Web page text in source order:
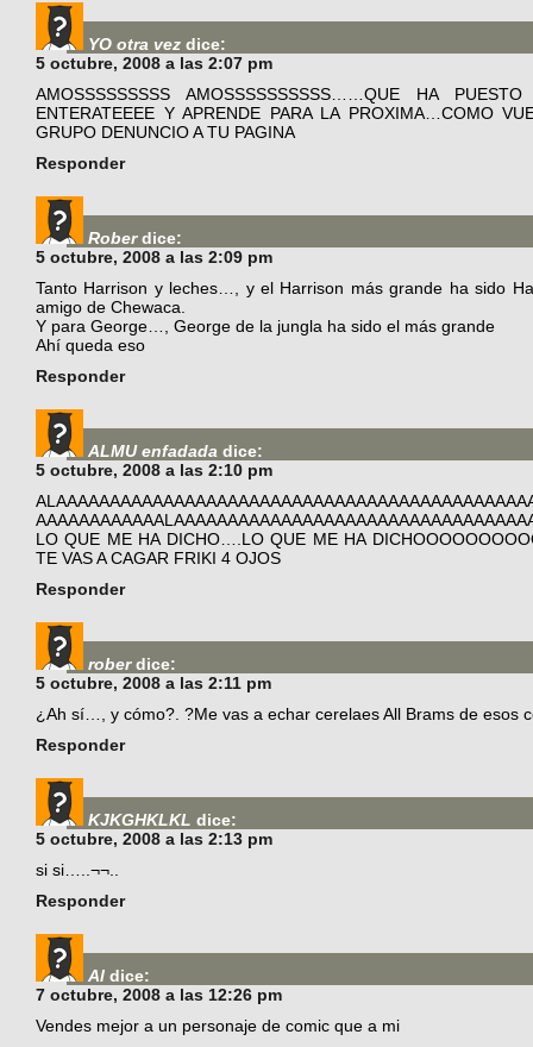
YO otra vez dice:
5 octubre, 2008 a las 2:07 pm
AMOSSSSSSSSS AMOSSSSSSSSSS……QUE HA
ENTERATEEEE Y APRENDE PARA LA PROXIMA…COMO
GRUPO DENUNCIO A TU PAGINA
Responder
Rober dice:
5 octubre, 2008 a las 2:09 pm
Tanto Harrison y leches…, y el Harrison más grande ha sido
amigo de Chewaca.
Y para George…, George de la jungla ha sido el más grande
Ahí queda eso
Responder
ALMU enfadada dice:
5 octubre, 2008 a las 2:10 pm
LO QUE ME HA DICHO….LO QUE ME HA
TE VAS A CAGAR FRIKI 4 OJOS
Responder
rober dice:
5 octubre, 2008 a las 2:11 pm
¿Ah sí…, y cómo?. ?Me vas a echar cerelaes All Brams de esos
Responder
KJKGHKLKL dice:
5 octubre, 2008 a las 2:13 pm
si si…..¬¬..
Responder
Al dice:
7 octubre, 2008 a las 12:26 pm
Vendes mejor a un personaje de comic que a mi